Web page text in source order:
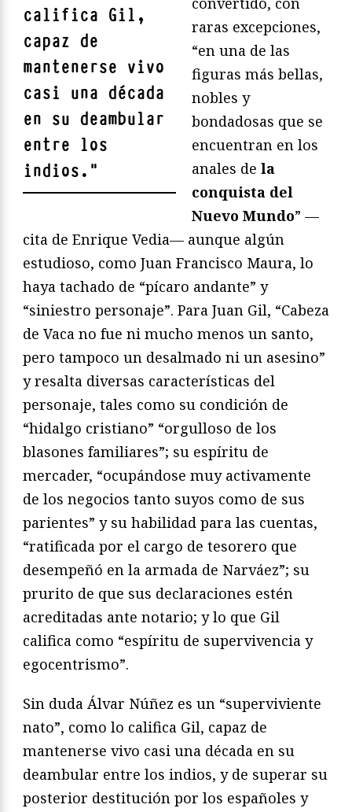
califica Gil,
capaz de
mantenerse vivo
casi una década
en su deambular
entre los
indios. "
raras excepciones,
“en una de las
figuras más bellas,
nobles y
bondadosas que se
encuentran en los
anales de la
conquista del
Nuevo Mundo” —
cita de Enrique Vedia— aunque algún
estudioso, como Juan Francisco Maura, lo
haya tachado de “pícaro andante” y
“siniestro personaje”. Para Juan Gil, “Cabeza
de Vaca no fue ni mucho menos un santo,
pero tampoco un desalmado ni un asesino”
y resalta diversas características del
personaje, tales como su condición de
“hidalgo cristiano” “orgulloso de los
blasones familiares”; su espíritu de
mercader, “ocupándose muy activamente
de los negocios tanto suyos como de sus
parientes” y su habilidad para las cuentas,
“ratificada por el cargo de tesorero que
desempeñó en la armada de Narváez”; su
prurito de que sus declaraciones estén
acreditadas ante notario; y lo que Gil
califica como “espíritu de supervivencia y
egocentrismo”.
Sin duda Álvar Núñez es un “superviviente
nato”, como lo califica Gil, capaz de
mantenerse vivo casi una década en su
deambular entre los indios, y de superar su
posterior destitución por los españoles y